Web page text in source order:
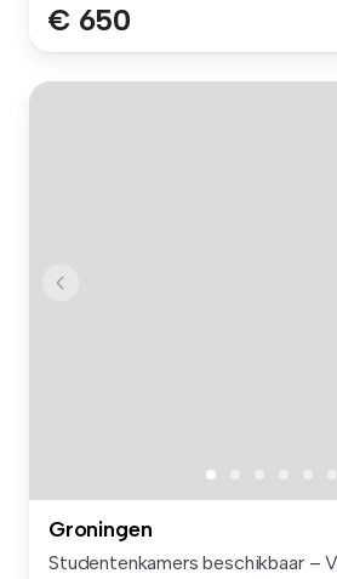
€ 650
Groningen
Studentenkamers beschikbaar –